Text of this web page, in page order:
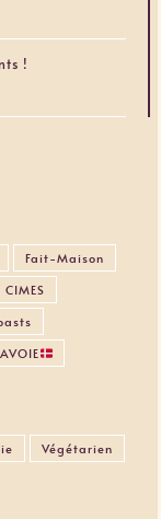
!
Fait-Maison
CIMES
Végétarien